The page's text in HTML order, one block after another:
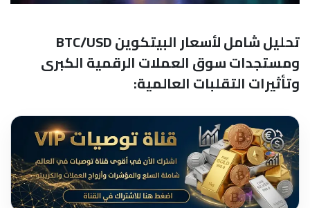
تحليل شامل لأسعار البيتكوين BTC/USD
ومستجدات سوق العملات الرقمية الكبرى
وتأثيرات التقلبات العالمية: